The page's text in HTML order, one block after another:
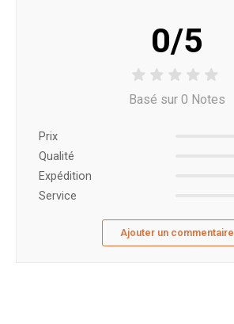
0/5
Basé sur 0 Notes
Prix ​​
Qualité
Expédition
Service
Ajouter un commentaire